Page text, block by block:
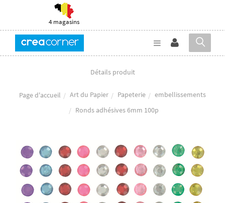
4 magasins
Détails produit
Page d'accueil Art du Papier Papeterie
embellissements
Ronds adhésives 6mm 100p